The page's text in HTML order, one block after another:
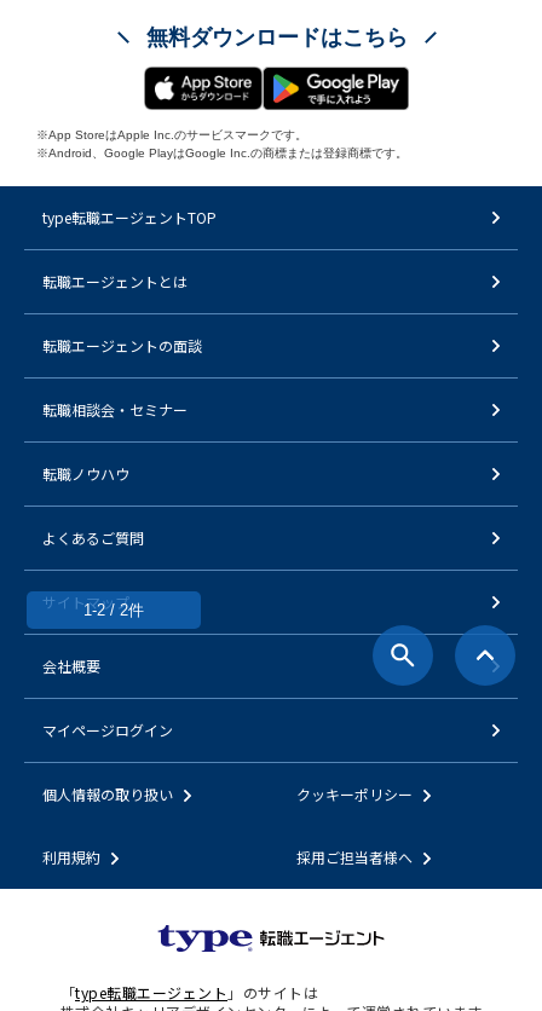
1-2 / 2件
無料ダウンロードはこちら
※App StoreはApple Inc.のサービスマークです。
※Android、Google PlayはGoogle Inc.の商標または登録商標です。
type転職エージェントTOP
転職エージェントとは
転職エージェントの面談
転職相談会・セミナー
転職ノウハウ
よくあるご質問
サイトマップ
会社概要
マイページログイン
個人情報の取り扱い クッキーポリシー
利用規約 採用ご担当者様へ
「type転職エージェント 」のサイトは